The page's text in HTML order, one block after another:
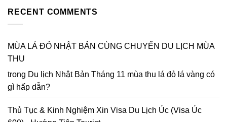
in
Lập
Hoa
Mai
Lạt
chốt
lại
RECENT COMMENTS
MÙA LÁ ĐỎ NHẬT BẢN CÙNG CHUYẾN DU LỊCH MÙA
THU
trong Du lịch Nhật Bản Tháng 11 mùa thu lá đỏ lá vàng có
gì hấp dẫn?
Thủ Tục & Kinh Nghiệm Xin Visa Du Lịch Úc (Visa Úc